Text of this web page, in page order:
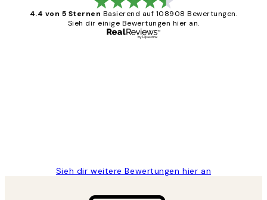
4.4 von 5 Sternen Basierend auf 108908 Bewertungen.
Sieh dir einige Bewertungen hier an.
Sieh dir weitere Bewertungen hier an